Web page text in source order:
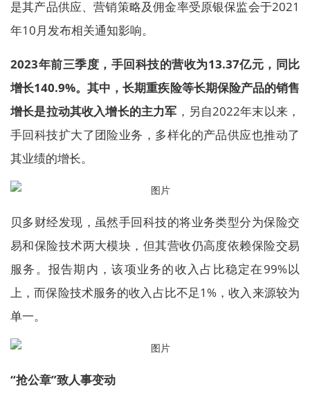
是其产品供应、营销策略及佣金率受原银保监会于2021
年10月发布相关通知影响。
2023年前三季度，手回科技的营收为13.37亿元，同比
增长140.9%。其中，长期重疾险等长期保险产品的销售
增长是拉动其收入增长的主力军 ，另自2022年末以来，
手回科技扩大了团险业务，多样化的产品供应也推动了
其业绩的增长。
贝多财经发现，虽然手回科技的将业务类型分为保险交
易和保险技术两大模块，但其营收仍高度依赖保险交易
服务。报告期内，该项业务的收入占比稳定在99%以
上，而保险技术服务的收入占比不足1%，收入来源较为
单一。
“抢公章”致人事变动